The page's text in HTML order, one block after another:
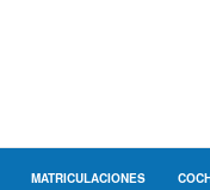
MATRICULACIONES